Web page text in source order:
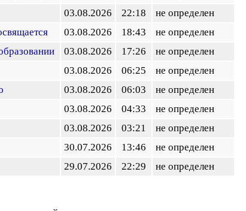
03.08.2026 22:18
не определен
03.08.2026 18:43
не определен
03.08.2026 17:26
не определен
03.08.2026 06:25
не определен
03.08.2026 06:03
не определен
03.08.2026 04:33
не определен
03.08.2026 03:21
не определен
30.07.2026 13:46
не определен
29.07.2026 22:29 не определен